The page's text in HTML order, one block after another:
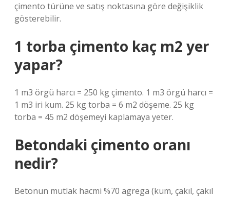
çimento türüne ve satış noktasına göre değişiklik
gösterebilir.
1 torba çimento kaç m2 yer
yapar?
1 m3 örgü harcı = 250 kg çimento. 1 m3 örgü harcı =
1 m3 iri kum. 25 kg torba = 6 m2 döşeme. 25 kg
torba = 45 m2 döşemeyi kaplamaya yeter.
Betondaki çimento oranı
nedir?
Betonun mutlak hacmi %70 agrega (kum, çakıl, çakıl